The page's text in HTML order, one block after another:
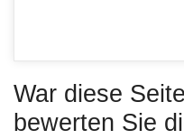
War diese
bewerten Sie